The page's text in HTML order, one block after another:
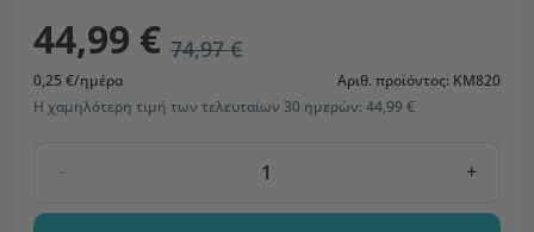
44,99 € 74,97 €
0,25 €/ημέρα
Αριθ. προϊόντος: KM820
Η χαμηλότερη τιμή των τελευταίων 30 ημερών: 44,99 €
- +